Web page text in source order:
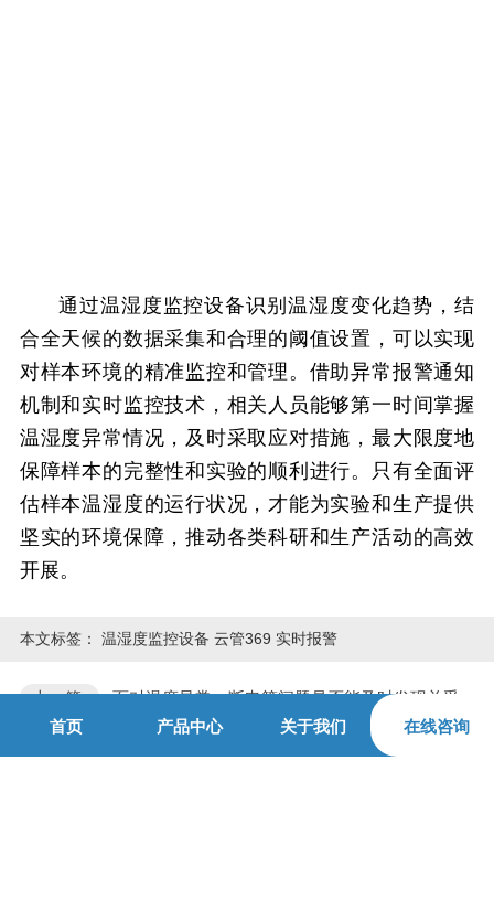
通过温湿度监控设备识别温湿度变化趋势，结
合全天候的数据采集和合理的阈值设置，可以实现
对样本环境的精准监控和管理。借助异常报警通知
机制和实时监控技术，相关人员能够第一时间掌握
温湿度异常情况，及时采取应对措施，最大限度地
保障样本的完整性和实验的顺利进行。只有全面评
估样本温湿度的运行状况，才能为实验和生产提供
坚实的环境保障，推动各类科研和生产活动的高效
开展。
本文标签： 温湿度监控设备 云管369 实时报警
上一篇:
面对温度异常、断电等问题是否能及时发现并妥
善及时处理呢?26.5.26
下一篇:
作为管理者是否知道样本温湿度波动的趋势变化?
首页 产品中心 关于我们 在线咨询